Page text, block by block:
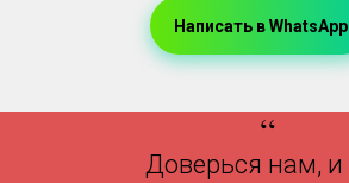
Написать в WhatsApp
“
Доверься нам,